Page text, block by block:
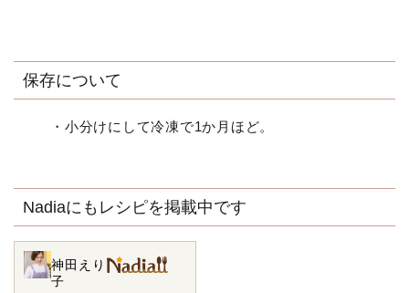
保存について
・小分けにして冷凍で1か月ほど。
Nadiaにもレシピを掲載中です
神田えり
子